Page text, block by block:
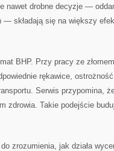
nawet drobne decyzje —
składają się na większy
BHP. Przy pracy ze
rękawice,
Serwis przypomina,
zdrowia. Takie podejście
zrozumienia, jak działa